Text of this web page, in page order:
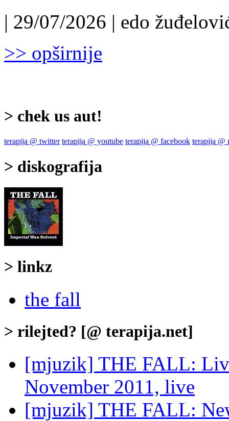
| 29/07/2026 | edo
>> opširnije
> chek us aut!
terapija @ twitter terapija @ youtube terapija @ facebook terapija @
> diskografija
> linkz
the fall
> rilejted? [@ terapija.net]
[mjuzik] THE FALL:
November 2011, live
[mjuzik] THE FALL: